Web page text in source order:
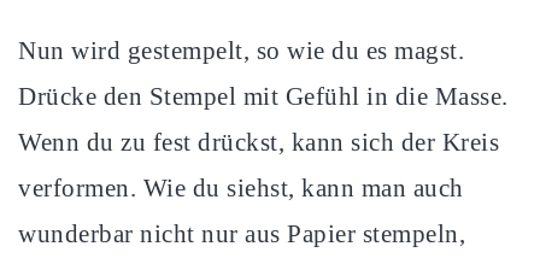
Nun wird gestempelt, so wie du es magst.
Drücke den Stempel mit Gefühl in die Masse.
Wenn du zu fest drückst, kann sich der Kreis
verformen. Wie du siehst, kann man auch
wunderbar nicht nur aus Papier stempeln,